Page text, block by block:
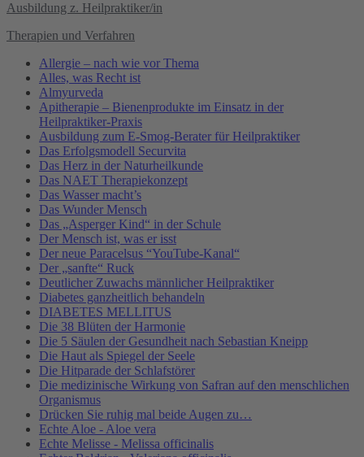
Ausbildung z. Heilpraktiker/in
Therapien und Verfahren
Allergie – nach wie vor Thema
Alles, was Recht ist
Almyurveda
Apitherapie – Bienenprodukte im Einsatz in der
Heilpraktiker-Praxis
Ausbildung zum E-Smog-Berater für Heilpraktiker
Das Erfolgsmodell Securvita
Das Herz in der Naturheilkunde
Das NAET Therapiekonzept
Das Wasser macht’s
Das Wunder Mensch
Das „Asperger Kind“ in der Schule
Der Mensch ist, was er isst
Der neue Paracelsus “YouTube-Kanal“
Der „sanfte“ Ruck
Deutlicher Zuwachs männlicher Heilpraktiker
Diabetes ganzheitlich behandeln
DIABETES MELLITUS
Die 38 Blüten der Harmonie
Die 5 Säulen der Gesundheit nach Sebastian Kneipp
Die Haut als Spiegel der Seele
Die Hitparade der Schlafstörer
Die medizinische Wirkung von Safran auf den menschlichen
Organismus
Drücken Sie ruhig mal beide Augen zu…
Echte Aloe - Aloe vera
Echte Melisse - Melissa officinalis